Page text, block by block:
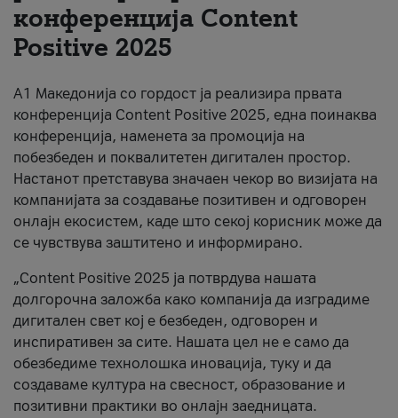
конференција Content
Positive 2025
А1 Македонија со гордост ја реализира првата
конференција Content Positive 2025, една поинаква
конференција, наменета за промоција на
побезбеден и поквалитетен дигитален простор.
Настанот претставува значаен чекор во визијата на
компанијата за создавање позитивен и одговорен
онлајн екосистем, каде што секој корисник може да
се чувствува заштитено и информирано.
„Content Positive 2025 ја потврдува нашата
долгорочна заложба како компанија да изградиме
дигитален свет кој е безбеден, одговорен и
инспиративен за сите. Нашата цел не е само да
обезбедиме технолошка иновација, туку и да
создаваме култура на свесност, образование и
позитивни практики во онлајн заедницата.